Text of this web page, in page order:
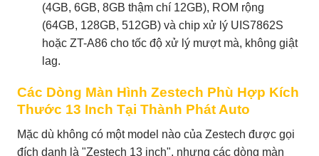
(4GB, 6GB, 8GB thậm chí 12GB), ROM rộng
(64GB, 128GB, 512GB) và chip xử lý UIS7862S
hoặc ZT-A86 cho tốc độ xử lý mượt mà, không giật
lag.
Các Dòng Màn Hình Zestech Phù Hợp Kích
Thước 13 Inch Tại Thành Phát Auto
Mặc dù không có một model nào của Zestech được gọi
đích danh là "Zestech 13 inch", nhưng các dòng màn